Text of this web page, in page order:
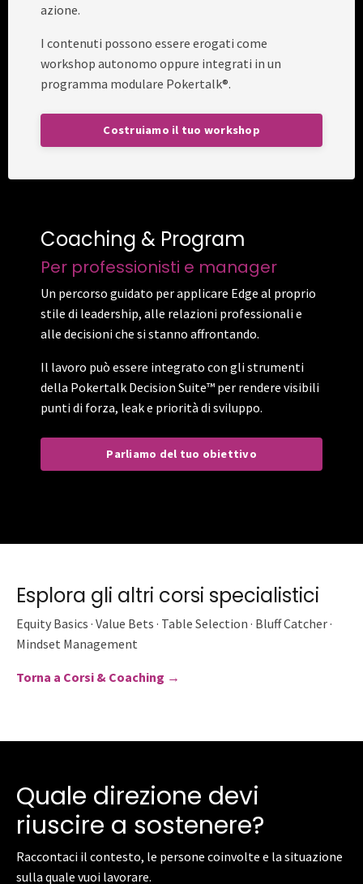
azione.
I contenuti possono essere erogati come
workshop autonomo oppure integrati in un
programma modulare Pokertalk®.
Costruiamo il tuo workshop
Coaching & Program
Per professionisti e manager
Un percorso guidato per applicare Edge al proprio
stile di leadership, alle relazioni professionali e
alle decisioni che si stanno affrontando.
Il lavoro può essere integrato con gli strumenti
della Pokertalk Decision Suite™ per rendere visibili
punti di forza, leak e priorità di sviluppo.
Parliamo del tuo obiettivo
Esplora gli altri corsi specialistici
Equity Basics · Value Bets · Table Selection · Bluff Catcher ·
Mindset Management
Torna a Corsi & Coaching →
Quale direzione devi
riuscire a sostenere?
Raccontaci il contesto, le persone coinvolte e la situazione
sulla quale vuoi lavorare.